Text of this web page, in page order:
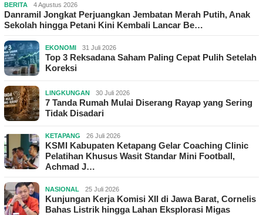
BERITA 4 Agustus 2026
Danramil Jongkat Perjuangkan Jembatan Merah Putih, Anak
Sekolah hingga Petani Kini Kembali Lancar Be…
EKONOMI 31 Juli 2026
Top 3 Reksadana Saham Paling Cepat Pulih Setelah
Koreksi
LINGKUNGAN 30 Juli 2026
7 Tanda Rumah Mulai Diserang Rayap yang Sering
Tidak Disadari
KETAPANG 26 Juli 2026
KSMI Kabupaten Ketapang Gelar Coaching Clinic
Pelatihan Khusus Wasit Standar Mini Football,
Achmad J…
NASIONAL 25 Juli 2026
Kunjungan Kerja Komisi XII di Jawa Barat, Cornelis
Bahas Listrik hingga Lahan Eksplorasi Migas